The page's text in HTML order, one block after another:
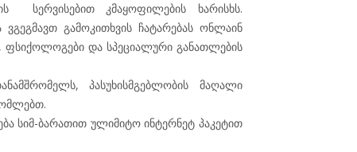
სერვისებით კმაყოფილების ხარისხს.
ვგეგმავთ გამოკითხვის ჩატარებას ონლაინ
, ფსიქოლოგები და სპეციალური განათლების
, პასუხისმგებლობის მაღალი
.
სიმ-ბარათით ულიმიტო ინტერნეტ პაკეტით